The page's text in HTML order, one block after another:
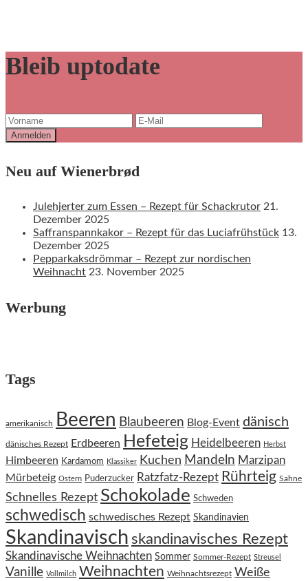
Bleib uptodate
Neu auf Wienerbrød
Julehjerter zum Essen – Rezept für Schackrutor 21.
Dezember 2025
Saffranspannkakor – Rezept für das Luciafrühstück 13.
Dezember 2025
Pepparkaksdrömmar – Rezept zur nordischen
Weihnacht 23. November 2025
Werbung
Tags
amerikanisch Beeren Blaubeeren Blog-Event dänisch
dänisches Rezept Erdbeeren Hefeteig Heidelbeeren Herbst
Himbeeren Kardamom Klassiker Kuchen Mandeln Marzipan
Mürbeteig Ostern Puderzucker Ratzfatz-Rezept Rührteig Sahne
Schnelles Rezept Schokolade Schweden
schwedisch schwedisches Rezept Skandinavien
Skandinavisch skandinavisches Rezept
Skandinavische Weihnachten Sommer Sommer-Rezept Streusel
Vanille Vollmilch Weihnachten Weihnachtsrezept Weiße